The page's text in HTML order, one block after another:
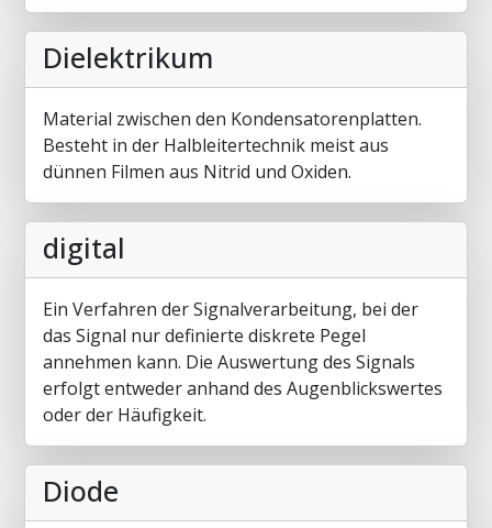
Dielektrikum
Material zwischen den Kondensatorenplatten.
Besteht in der Halbleitertechnik meist aus
dünnen Filmen aus Nitrid und Oxiden.
digital
Ein Verfahren der Signalverarbeitung, bei der
das Signal nur definierte diskrete Pegel
annehmen kann. Die Auswertung des Signals
erfolgt entweder anhand des Augenblickswertes
oder der Häufigkeit.
Diode